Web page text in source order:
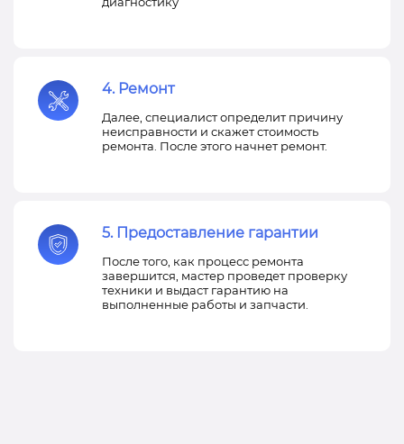
4. Ремонт
Далее, специалист определит причину
неисправности и скажет стоимость
ремонта. После этого начнет ремонт.
5. Предоставление гарантии
После того, как процесс ремонта
завершится, мастер проведет проверку
техники и выдаст гарантию на
выполненные работы и запчасти.